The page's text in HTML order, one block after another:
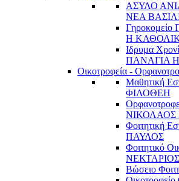
ΑΣΥΛΟ
ΝΕΑ
Η
Ιδρυμα
ΠΑΝΑΓΙΑ
Οικοτροφεία -
Μαθητική
ΦΙΛΟΘΕΗ
ΝΙΚΟΛΑΟΣ
Φοιτητική
ΠΑΥΛΟΣ
Φοιτητικό
ΝΕΚΤΑΡΙΟΣ
Βώσειο